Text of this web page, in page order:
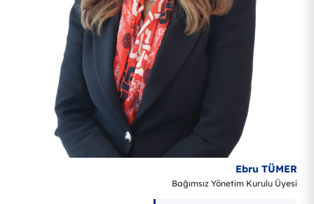
Ebru TÜMER
Bağımsız Yönetim Kurulu Üyesi